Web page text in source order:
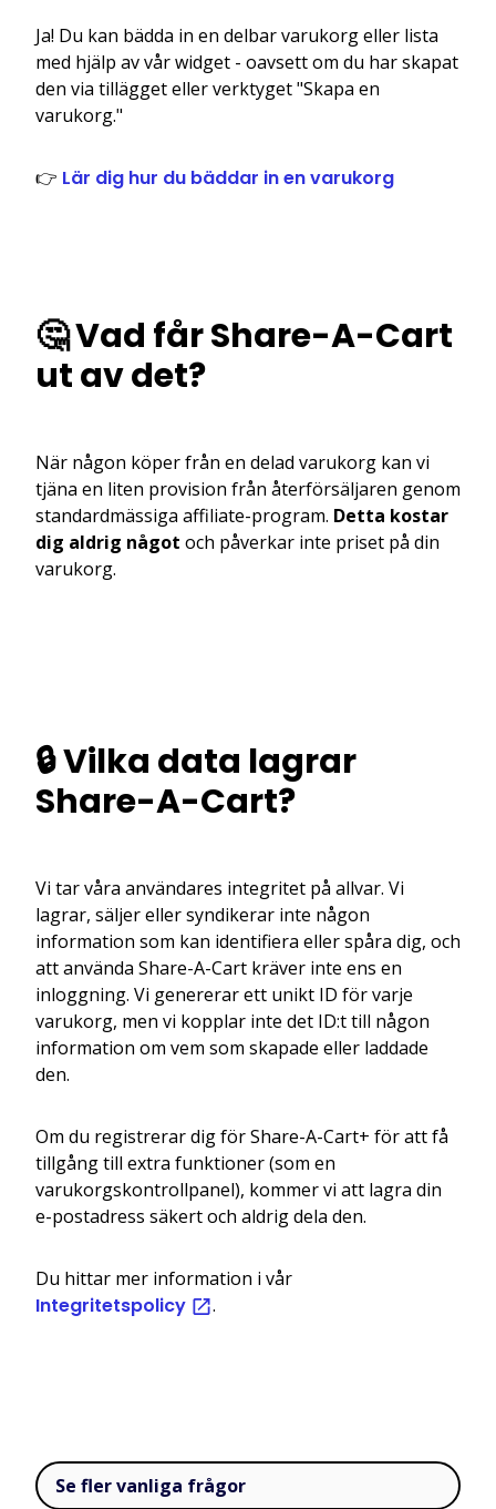
Ja! Du kan bädda in en delbar varukorg eller lista
med hjälp av vår widget - oavsett om du har skapat
den via tillägget eller verktyget "Skapa en
varukorg."
👉 Lär dig hur du bäddar in en varukorg
🤔 Vad får Share-A-Cart
ut av det?
När någon köper från en delad varukorg kan vi
tjäna en liten provision från återförsäljaren genom
standardmässiga affiliate-program. Detta kostar
dig aldrig något och påverkar inte priset på din
varukorg.
🔒 Vilka data lagrar
Share-A-Cart?
Vi tar våra användares integritet på allvar. Vi
lagrar, säljer eller syndikerar inte någon
information som kan identifiera eller spåra dig, och
att använda Share-A-Cart kräver inte ens en
inloggning. Vi genererar ett unikt ID för varje
varukorg, men vi kopplar inte det ID:t till någon
information om vem som skapade eller laddade
den.
Om du registrerar dig för Share-A-Cart+ för att få
tillgång till extra funktioner (som en
varukorgskontrollpanel), kommer vi att lagra din
e-postadress säkert och aldrig dela den.
Du hittar mer information i vår
Integritetspolicy .
Se fler vanliga frågor